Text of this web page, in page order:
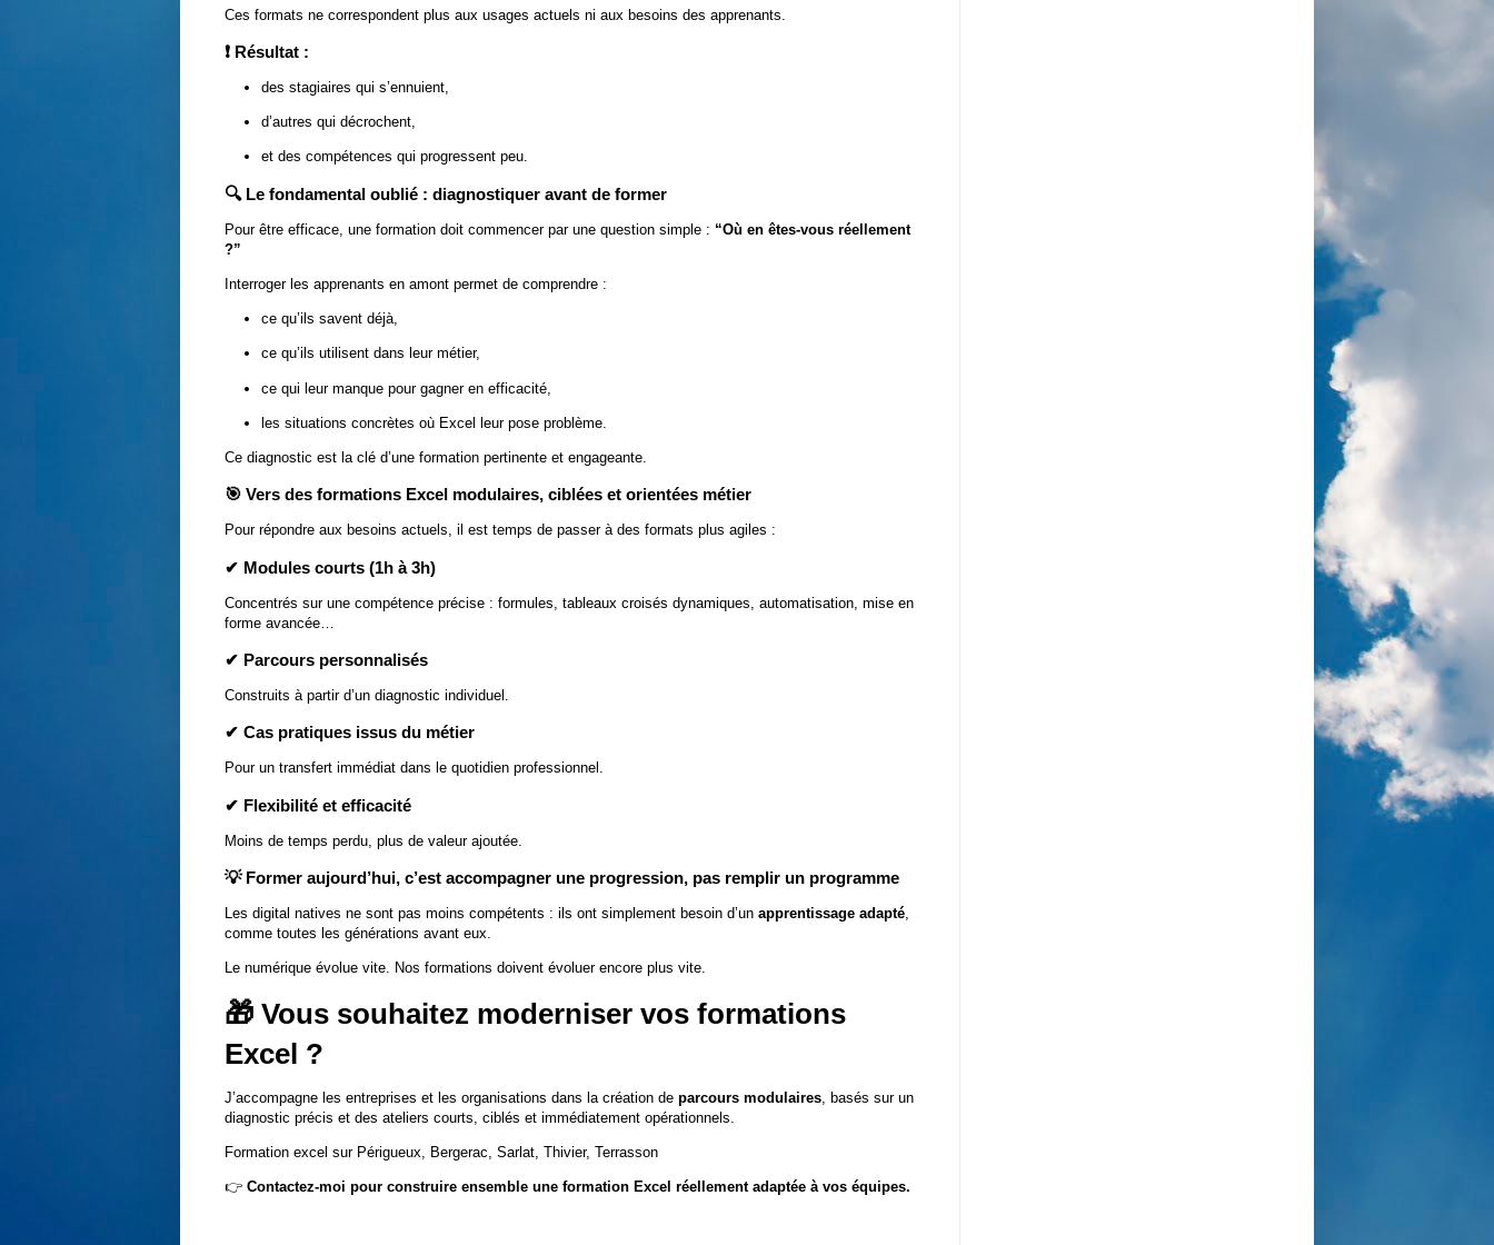
Ces formats ne correspondent plus aux usages actuels ni aux besoins des apprenants.
❗ Résultat :
des stagiaires qui s’ennuient,
d’autres qui décrochent,
et des compétences qui progressent peu.
🔍 Le fondamental oublié : diagnostiquer avant de former
Pour être efficace, une formation doit commencer par une question simple : “Où en êtes-vous réellement
?”
Interroger les apprenants en amont permet de comprendre :
ce qu’ils savent déjà,
ce qu’ils utilisent dans leur métier,
ce qui leur manque pour gagner en efficacité,
les situations concrètes où Excel leur pose problème.
Ce diagnostic est la clé d’une formation pertinente et engageante.
🎯 Vers des formations Excel modulaires, ciblées et orientées métier
Pour répondre aux besoins actuels, il est temps de passer à des formats plus agiles :
✔ Modules courts (1h à 3h)
Concentrés sur une compétence précise : formules, tableaux croisés dynamiques, automatisation, mise en
forme avancée…
✔ Parcours personnalisés
Construits à partir d’un diagnostic individuel.
✔ Cas pratiques issus du métier
Pour un transfert immédiat dans le quotidien professionnel.
✔ Flexibilité et efficacité
Moins de temps perdu, plus de valeur ajoutée.
💡 Former aujourd’hui, c’est accompagner une progression, pas remplir un programme
Les digital natives ne sont pas moins compétents : ils ont simplement besoin d’un apprentissage adapté,
comme toutes les générations avant eux.
Le numérique évolue vite. Nos formations doivent évoluer encore plus vite.
🎁 Vous souhaitez moderniser vos formations
Excel ?
J’accompagne les entreprises et les organisations dans la création de parcours modulaires , basés sur un
diagnostic précis et des ateliers courts, ciblés et immédiatement opérationnels.
Formation excel sur Périgueux, Bergerac, Sarlat, Thivier, Terrasson
👉 Contactez-moi pour construire ensemble une formation Excel réellement adaptée à vos équipes.